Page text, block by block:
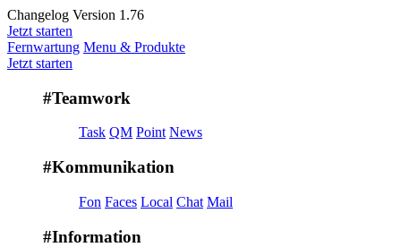
Changelog Version 1.76
Jetzt starten
Fernwartung Menu & Produkte
Jetzt starten
#Teamwork
Task QM Point News
#Kommunikation
Fon Faces Local Chat Mail
#Information